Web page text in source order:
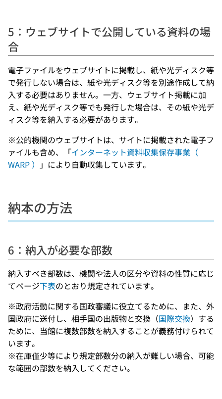
5：ウェブサイトで公開している資料の場
合
電子ファイルをウェブサイトに掲載し、紙や光ディスク等
で発行しない場合は、紙や光ディスク等を別途作成して納
入する必要はありません。一方、ウェブサイト掲載に加
え、紙や光ディスク等でも発行した場合は、その紙や光デ
ィスク等を納入する必要があります。
※公的機関のウェブサイトは、サイトに掲載された電子フ
ァイルも含め、「インターネット資料収集保存事業（
WARP ）
」により自動収集しています。
納本の方法
6：納入が必要な部数
納入すべき部数は、機関や法人の区分や資料の性質に応じ
てページ下表のとおり規定されています。
※政府活動に関する国政審議に役立てるために、また、外
国政府に送付し、相手国の出版物と交換（国際交換）する
ために、当館に複数部数を納入することが義務付けられて
います。
※在庫僅少等により規定部数分の納入が難しい場合、可能
な範囲の部数を納入してください。